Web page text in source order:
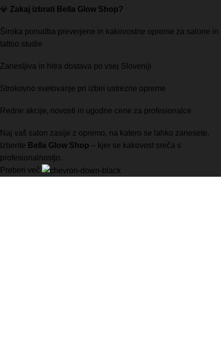
💎 Zakaj izbrati Bella Glow Shop?
Široka ponudba preverjene in kakovostne opreme za salone in
tattoo studie
Zanesljiva in hitra dostava po vsej Sloveniji
Strokovno svetovanje pri izbiri ustrezne opreme
Redne akcije, novosti in ugodne cene za profesionalce
Naj vaš salon zasije z opremo, na katero se lahko zanesete.
Izberite Bella Glow Shop – kjer se kakovost sreča s
profesionalnostjo.
Preberi več